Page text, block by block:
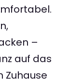
–
auf das
Zuhause